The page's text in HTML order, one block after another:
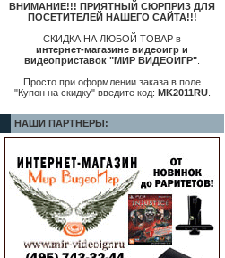
ВНИМАНИЕ!!! ПРИЯТНЫЙ СЮРПРИЗ ДЛЯ
ПОСЕТИТЕЛЕЙ НАШЕГО САЙТА!!!
СКИДКА НА ЛЮБОЙ ТОВАР в
интернет-магазине видеоигр и
видеоприставок "МИР ВИДЕОИГР"
Просто при оформлении заказа в поле
"Купон на скидку" введите код: MK2011RU.
НАШИ ПАРТНЕРЫ: